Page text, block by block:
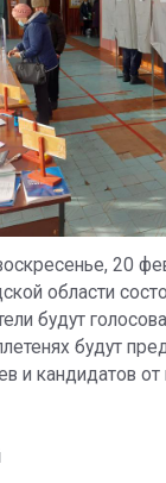
20
области
будут
будут
и кандидатов от